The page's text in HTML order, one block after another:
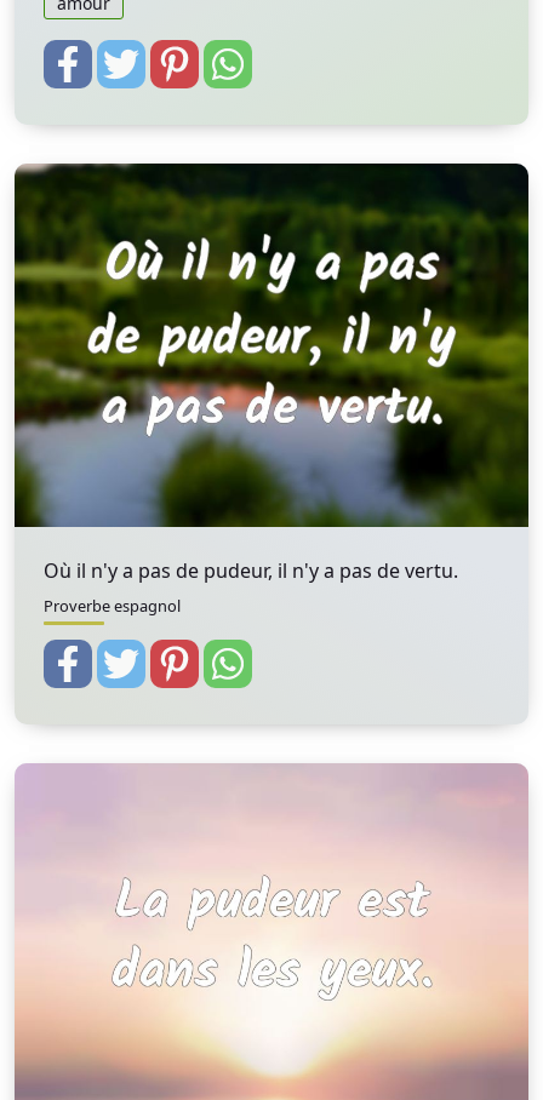
Où il n'y a pas de pudeur, il n'y a pas de vertu.
Proverbe espagnol